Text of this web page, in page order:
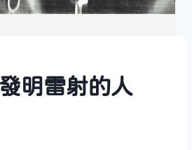
明雷射的人